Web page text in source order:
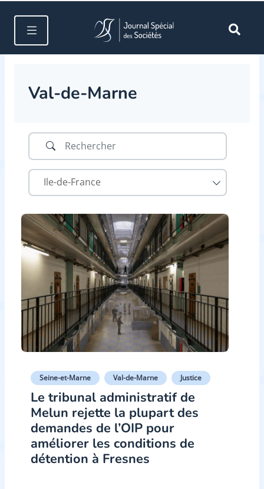
Val-de-Marne
Seine-et-Marne Val-de-Marne Justice
Le tribunal administratif de
Melun rejette la plupart des
demandes de l’OIP pour
améliorer les conditions de
détention à Fresnes